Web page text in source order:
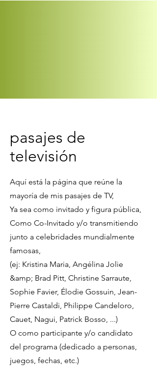
pasajes de
televisión
Aquí está la página que reúne la
mayoría de mis pasajes de TV,
Ya sea como invitado y figura pública,
Como Co-Invitado y/o transmitiendo
junto a celebridades mundialmente
famosas,
(ej: Kristina Maria, Angélina Jolie
&amp; Brad Pitt, Christine Sarraute,
Sophie Favier, Élodie Gossuin, Jean-
Pierre Castaldi, Philippe Candeloro,
Cauet, Nagui, Patrick Bosso, ...)
O como participante y/o candidato
del programa (dedicado a personas,
juegos, fechas, etc.)